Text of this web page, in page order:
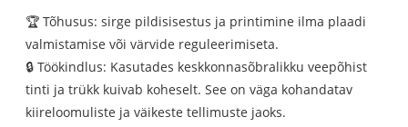
🏆 Tõhusus: sirge pildisisestus ja printimine ilma plaadi
valmistamise või värvide reguleerimiseta.
🔒 Töökindlus: Kasutades keskkonnasõbralikku veepõhist
tinti ja trükk kuivab koheselt. See on väga kohandatav
kiireloomuliste ja väikeste tellimuste jaoks.